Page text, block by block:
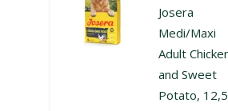
Josera
Medi/Maxi
Adult
and Sweet
Potato,